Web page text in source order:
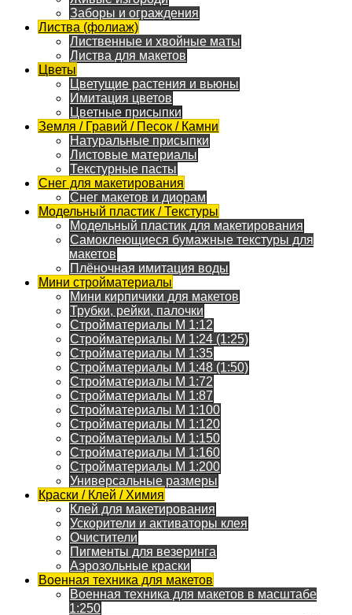
Заборы и ограждения
Листва (фолиаж)
Лиственные и хвойные маты
Листва для макетов
Цветы
Цветущие растения и вьюны
Имитация цветов
Цветные присыпки
Земля / Гравий / Песок / Камни
Натуральные присыпки
Листовые материалы
Текстурные пасты
Снег для макетирования
Снег макетов и диорам
Модельный пластик / Текстуры
Модельный пластик для макетирования
Самоклеющиеся бумажные текстуры для
макетов
Плёночная имитация воды
Мини стройматериалы
Мини кирпичики для макетов
Трубки, рейки, палочки
Стройматериалы M 1:12
Стройматериалы M 1:24 (1:25)
Стройматериалы M 1:35
Стройматериалы M 1:48 (1:50)
Стройматериалы M 1:72
Стройматериалы M 1:87
Стройматериалы M 1:100
Стройматериалы M 1:120
Стройматериалы M 1:150
Стройматериалы M 1:160
Стройматериалы M 1:200
Универсальные размеры
Краски / Клей / Химия
Клей для макетирования
Ускорители и активаторы клея
Очистители
Пигменты для везеринга
Аэрозольные краски
Военная техника для макетов
Военная техника для макетов в масштабе
1:250